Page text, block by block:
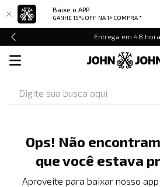
Baixe o APP
GANHE 15% OFF NA 1ª COMPRA *
Entrega em 48
Ops! Não
que você estava
Aproveite para baixar nosso